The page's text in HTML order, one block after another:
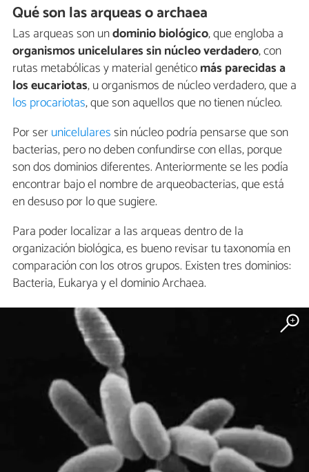
Qué son las arqueas o archaea
Las arqueas son undominio biológico, que engloba a
organismos unicelulares sin núcleo verdadero, con
rutas metabólicas y material genéticomás parecidas a
los eucariotas, u organismos de núcleo verdadero, que a
los procariotas, que son aquellos que no tienen núcleo.
Por serunicelularessin núcleo podría pensarse que son
bacterias, pero no deben confundirse con ellas, porque
son dos dominios diferentes. Anteriormente se les podía
encontrar bajo el nombre de arqueobacterias, que está
en desuso por lo que sugiere.
Para poder localizar a las arqueas dentro de la
organización biológica, es bueno revisar tu taxonomía en
comparación con los otros grupos. Existen tres dominios:
Bacteria, Eukarya y el dominio Archaea.